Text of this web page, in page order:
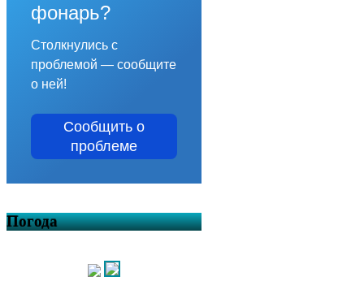
фонарь?
Столкнулись с
проблемой — сообщите
о ней!
Сообщить о
проблеме
Погода